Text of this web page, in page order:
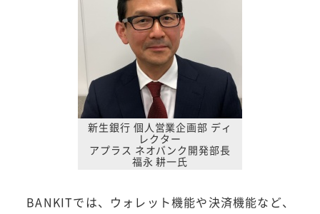
新生銀行 個人営業企画部 ディ
レクター
アプラス ネオバンク開発部長
福永 耕一氏
BANKITでは、ウォレット機能や決済機能など、